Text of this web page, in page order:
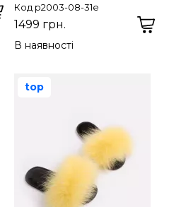
Код p2003-08-31e
1499 грн.
В наявності
top